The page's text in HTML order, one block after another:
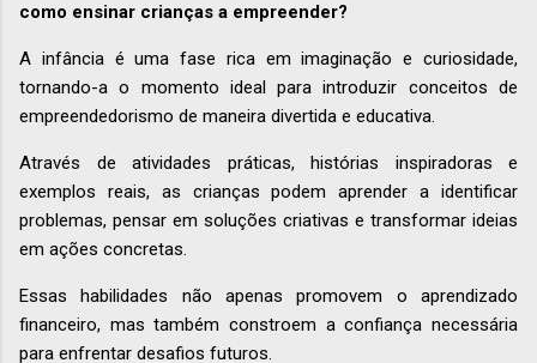
como ensinar crianças a empreender?
A infância é uma fase rica em imaginação e curiosidade,
tornando-a o momento ideal para introduzir conceitos de
empreendedorismo de maneira divertida e educativa.
Através de atividades práticas, histórias inspiradoras e
exemplos reais, as crianças podem aprender a identificar
problemas, pensar em soluções criativas e transformar ideias
em ações concretas.
Essas habilidades não apenas promovem o aprendizado
financeiro, mas também constroem a confiança necessária
para enfrentar desafios futuros.